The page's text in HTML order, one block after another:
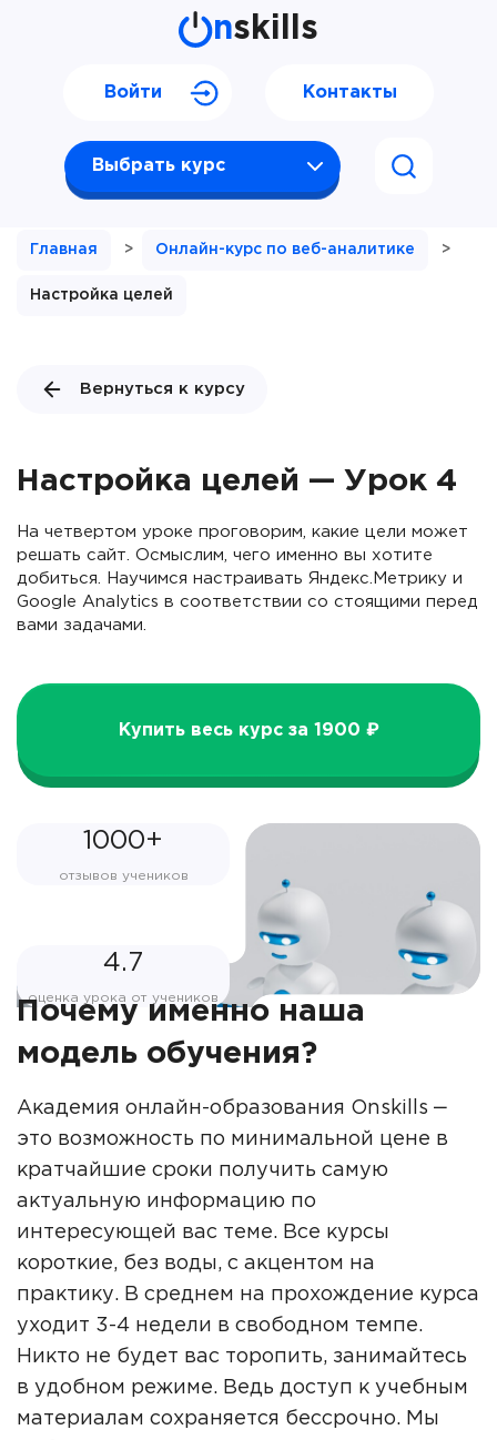
nskills
Выбрать курс
Войти Контакты
Главная > Онлайн-курс по веб-аналитике >
Настройка целей
Вернуться к курсу
Настройка целей — Урок 4
На четвертом уроке проговорим, какие цели может
решать сайт. Осмыслим, чего именно вы хотите
добиться. Научимся настраивать Яндекс.Метрику и
Google Analytics в соответствии со стоящими перед
вами задачами.
Купить весь курс за 1900 ₽
1000+
отзывов учеников
4.7
оценка урока от учеников
Почему именно наша
модель обучения?
Академия онлайн-образования Onskills ‒
это возможность по минимальной цене в
кратчайшие сроки получить самую
актуальную информацию по
интересующей вас теме. Все курсы
короткие, без воды, с акцентом на
практику. В среднем на прохождение курса
уходит 3-4 недели в свободном темпе.
Никто не будет вас торопить, занимайтесь
в удобном режиме. Ведь доступ к учебным
материалам сохраняется бессрочно. Мы